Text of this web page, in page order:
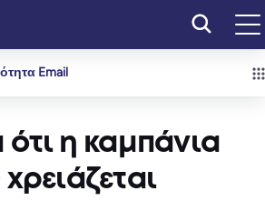
Email
η καμπάνια